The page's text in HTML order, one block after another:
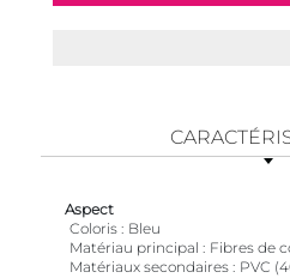
Aspect
Coloris
Bleu
Matériau principal
Fibres de
Matériaux secondaires
PVC